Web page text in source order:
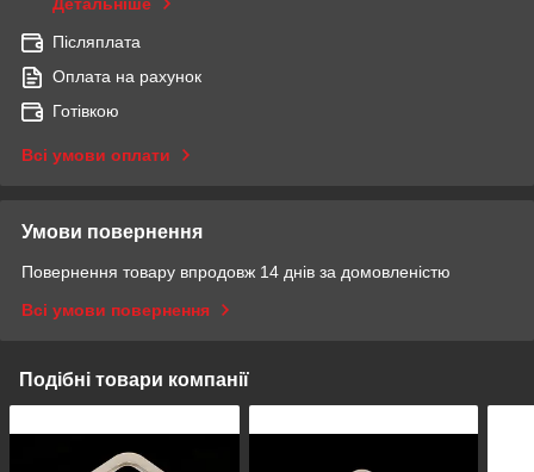
Детальніше
Післяплата
Оплата на рахунок
Готівкою
Всі умови оплати
Умови повернення
Повернення товару впродовж 14 днів за домовленістю
Всі умови повернення
Подібні товари компанії